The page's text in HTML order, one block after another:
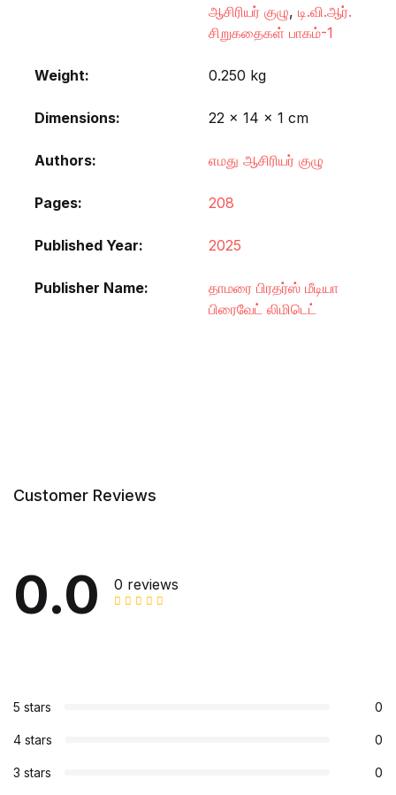
ஆசிரியர் குழு, டி.வி.ஆர்.
சிறுகதைகள் பாகம்-1
Weight 0.250 kg
Dimensions 22 × 14 × 1 cm
Authors எமது ஆசிரியர் குழு
Pages 208
Published Year 2025
Publisher Name
தாமரை பிரதர்ஸ் மீடியா
பிரைவேட் லிமிடெட்
Customer Reviews
0.0 0 reviews
5 stars 0
4 stars 0
3 stars 0